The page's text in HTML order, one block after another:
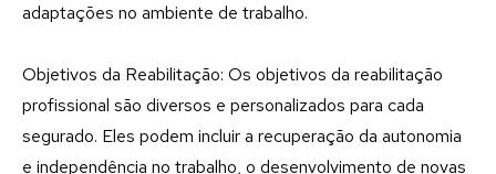
adaptações no ambiente de trabalho.
Objetivos da Reabilitação: Os objetivos da reabilitação
profissional são diversos e personalizados para cada
segurado. Eles podem incluir a recuperação da autonomia
e independência no trabalho, o desenvolvimento de novas